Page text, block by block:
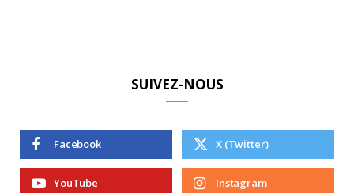
SUIVEZ-NOUS
Facebook X (Twitter)
YouTube Instagram